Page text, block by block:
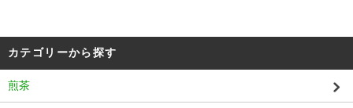
カテゴリーから探す
煎茶